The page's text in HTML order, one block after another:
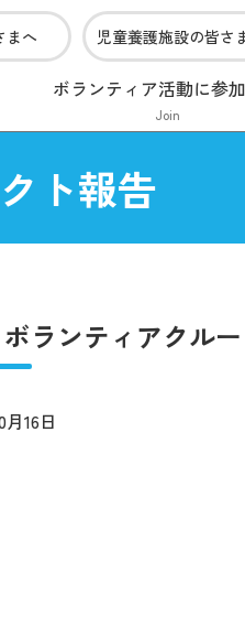
まへ 児童養護施設の皆さ
ボランティア活動に参
Join
ト報告
ランティアクルー
月16日